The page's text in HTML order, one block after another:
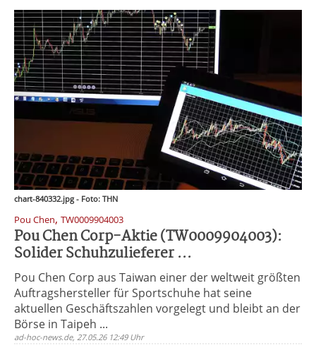
chart-840332.jpg - Foto: THN
Pou Chen, TW0009904003
Pou Chen Corp-Aktie (TW0009904003):
Solider Schuhzulieferer ...
Pou Chen Corp aus Taiwan einer der weltweit größten
Auftragshersteller für Sportschuhe hat seine
aktuellen Geschäftszahlen vorgelegt und bleibt an der
Börse in Taipeh ...
ad-hoc-news.de, 27.05.26 12:49 Uhr